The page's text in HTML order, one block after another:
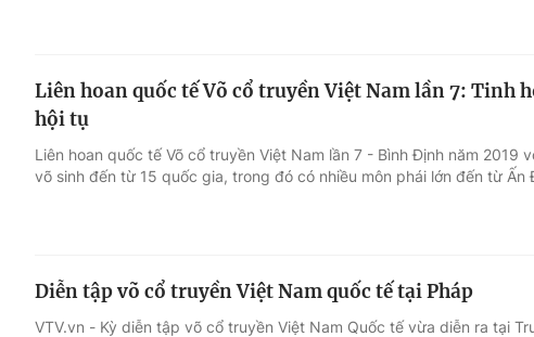
Liên hoan quốc tế Võ cổ truyền Việt Nam lần 7: Tinh
hội tụ
Liên hoan quốc tế Võ cổ truyền Việt Nam lần 7 - Bình Định năm 2019
võ sinh đến từ 15 quốc gia, trong đó có nhiều môn phái lớn đến từ Ấn
Diễn tập võ cổ truyền Việt Nam quốc tế tại Pháp
VTV.vn - Kỳ diễn tập võ cổ truyền Việt Nam Quốc tế vừa diễn ra tại